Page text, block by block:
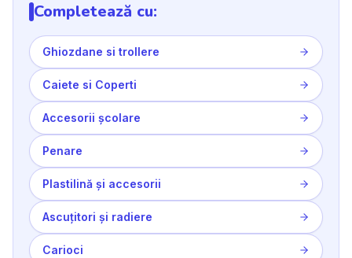
Completează cu:
Ghiozdane si trollere
Caiete si Coperti
Accesorii școlare
Penare
Plastilină și accesorii
Ascuțitori și radiere
Carioci